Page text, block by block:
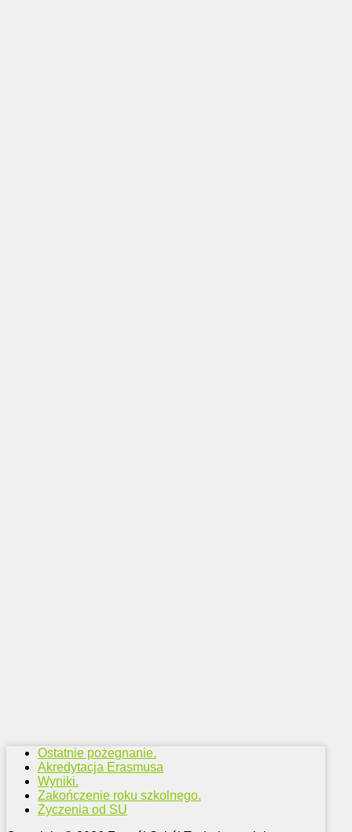
Ostatnie pożegnanie.
Akredytacja Erasmusa
Wyniki.
Zakończenie roku szkolnego.
Życzenia od SU